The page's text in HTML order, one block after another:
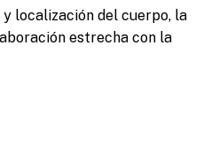
localización del cuerpo, la
estrecha con la